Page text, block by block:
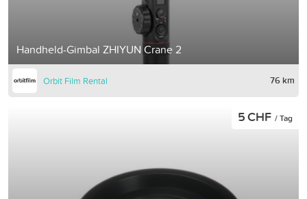
Handheld-Gimbal ZHIYUN Crane 2
Orbit Film Rental 76 km
5 CHF / Tag